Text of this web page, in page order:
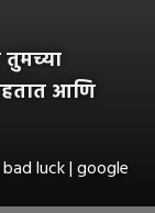
आणि
luck | google